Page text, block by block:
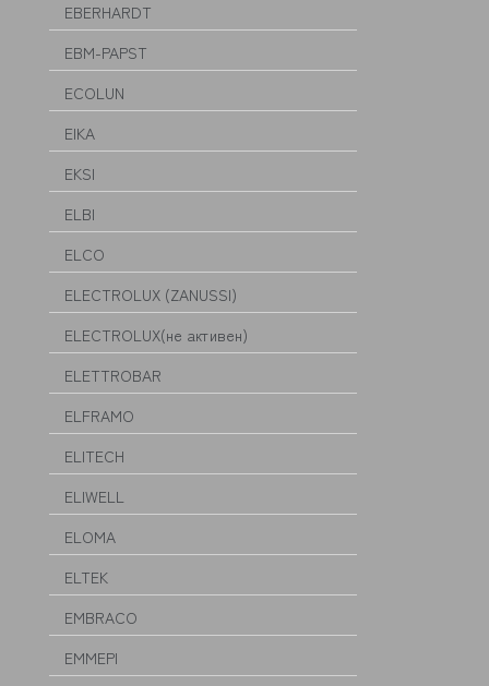
EBERHARDT
EBM-PAPST
ECOLUN
EIKA
EKSI
ELBI
ELCO
ELECTROLUX (ZANUSSI)
ELECTROLUX(не активен)
ELETTROBAR
ELFRAMO
ELITECH
ELIWELL
ELOMA
ELTEK
EMBRACO
EMMEPI